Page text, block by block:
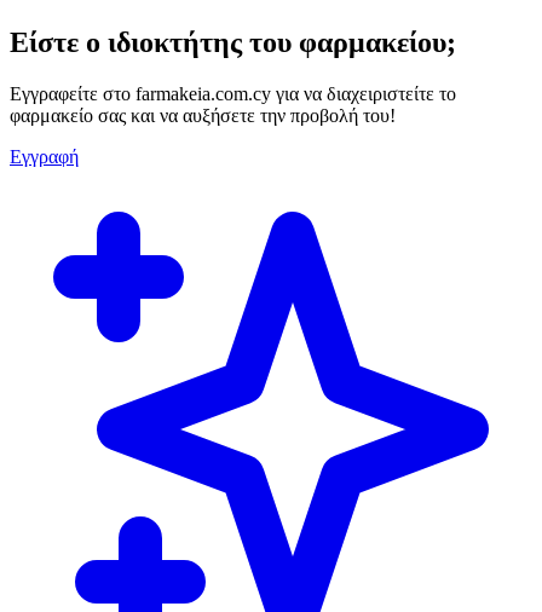
Είστε ο ιδιοκτήτης του φαρμακείου;
Εγγραφείτε στο farmakeia.com.cy για να διαχειριστείτε το
φαρμακείο σας και να αυξήσετε την προβολή του!
Εγγραφή